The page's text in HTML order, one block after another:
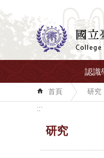
跳到主要內容區塊
認識
首頁 研究
:::
研究